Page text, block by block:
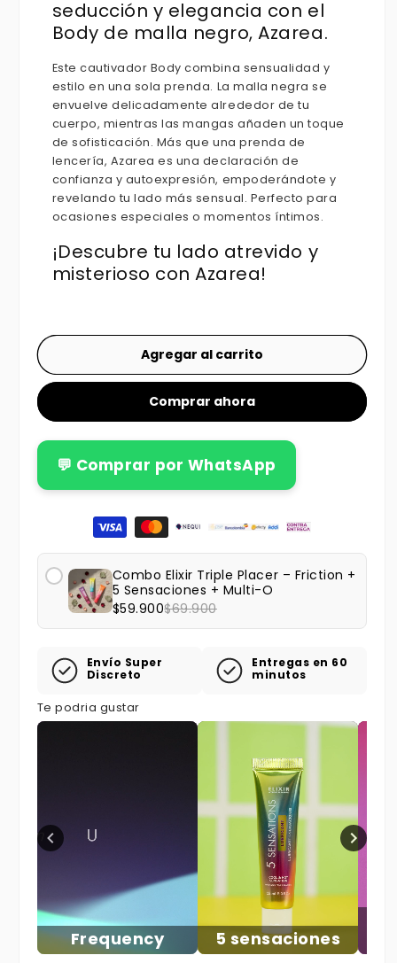
seducción y elegancia con el
Body de malla negro, Azarea.
Este cautivador Body combina sensualidad y
estilo en una sola prenda. La malla negra se
envuelve delicadamente alrededor de tu
cuerpo, mientras las mangas añaden un toque
de sofisticación. Más que una prenda de
lencería, Azarea es una declaración de
confianza y autoexpresión, empoderándote y
revelando tu lado más sensual. Perfecto para
ocasiones especiales o momentos íntimos.
¡Descubre tu lado atrevido y
misterioso con Azarea!
Agregar al carrito
Comprar ahora
💬 Comprar por WhatsApp
Formas de pago
Combo Elixir Triple Placer – Friction +
5 Sensaciones + Multi-O
$59.900$69.900
Envío Super
Discreto
Entregas en 60
minutos
Te podria gustar
Frequency 5 sensaciones